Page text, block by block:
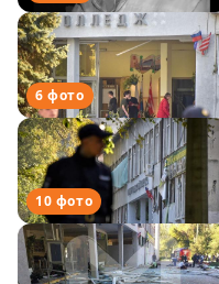
6 фото
10 фото